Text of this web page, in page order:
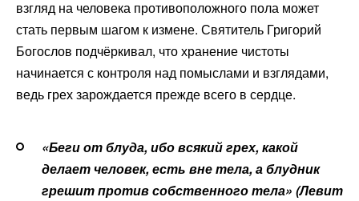
взгляд на человека противоположного пола может
стать первым шагом к измене. Святитель Григорий
Богослов подчёркивал, что хранение чистоты
начинается с контроля над помыслами и взглядами,
ведь грех зарождается прежде всего в сердце.
«Беги от блуда, ибо всякий грех, какой
делает человек, есть вне тела, а блудник
грешит против собственного тела» (Левит